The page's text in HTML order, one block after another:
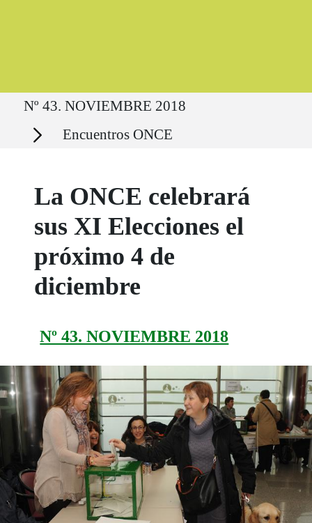
Ruta del sitio
Nº 43. NOVIEMBRE 2018
Secciones Encuentros ONCE
La ONCE celebrará
sus XI Elecciones el
próximo 4 de
diciembre
Nº 43. NOVIEMBRE 2018